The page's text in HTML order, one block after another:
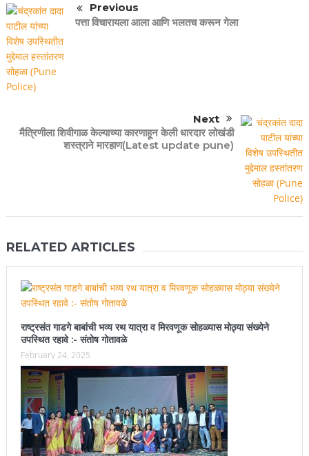
Previous
पत्ता विचारायला आला आणि भलतच करून गेला
Next
मैत्रिणीला शिवीगाळ केल्याच्या कारणाहून केली धारदार लोखंडी
शस्त्राने मारहाण(Latest update pune)
RELATED ARTICLES
राष्ट्रसंत गाडगे बाबांची भव्य रथ यात्रा व मिरवणूक सोहळ्यास मोठ्या संख्येने
उपस्थित रहावे :- संतोष गोतावळे
February 24, 2025